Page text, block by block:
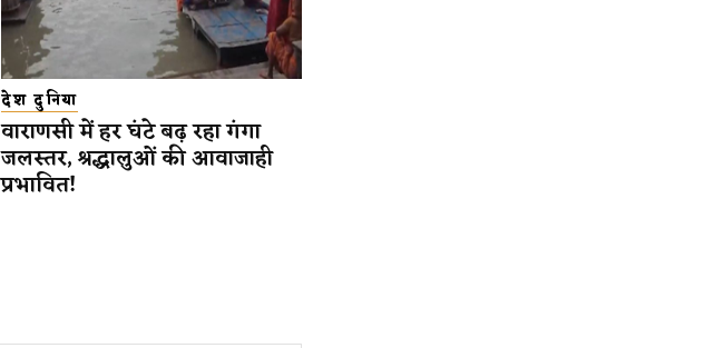
देश दुनिया
वाराणसी में हर घंटे बढ़ रहा गंगा
जलस्तर, श्रद्धालुओं की आवाजाही
प्रभावित!